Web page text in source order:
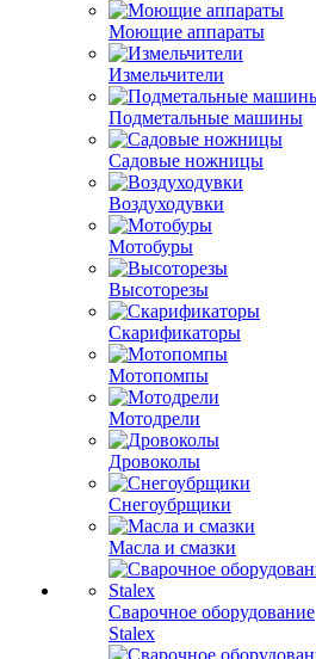
Моющие аппараты
Измельчители
Подметальные машины
Садовые ножницы
Воздуходувки
Мотобуры
Высоторезы
Скарификаторы
Мотопомпы
Мотодрели
Дровоколы
Снегоубрщики
Масла и смазки
Сварочное оборудование
Stalex